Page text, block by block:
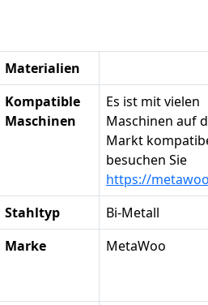
Materialien
Kompatible
Maschinen
Es ist mit vielen
Maschinen auf
Markt
besuchen Sie
https://
Stahltyp
Bi-Metall
Marke MetaWoo